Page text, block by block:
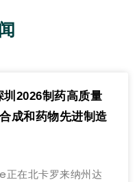
2026制药高质量
成和药物先进制造
正在北卡罗来纳州达